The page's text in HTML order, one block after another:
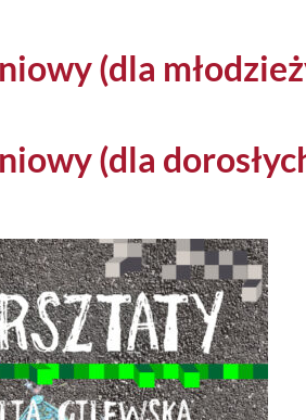
(dla
(dla